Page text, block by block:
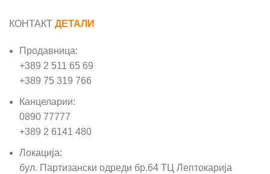
КОНТАКТ ДЕТАЛИ
Продавница:
+389 2 511 65 69
+389 75 319 766
Канцеларии:
0890 77777
+389 2 6141 480
Локација:
бул. Партизански одреди бр.64 ТЦ Лептокарија